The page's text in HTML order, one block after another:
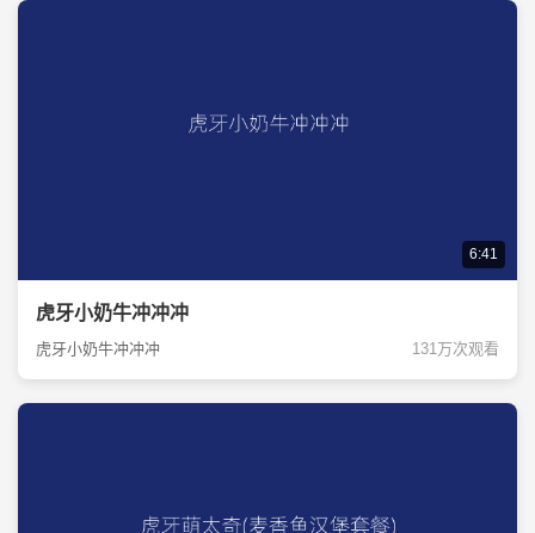
6:41
虎牙小奶牛冲冲冲
虎牙小奶牛冲冲冲 131万次观看